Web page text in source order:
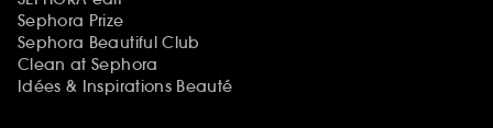
Sephora Prize
Sephora Beautiful Club
Clean at Sephora
Idées & Inspirations Beauté